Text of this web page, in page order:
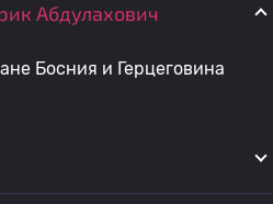
Абдулахович
Босния и Герцеговина